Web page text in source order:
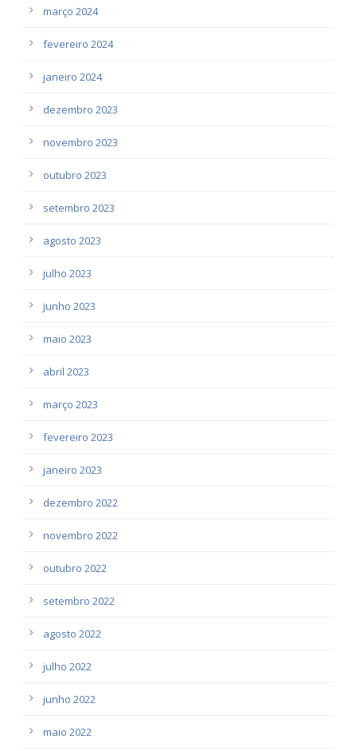
março 2024
fevereiro 2024
janeiro 2024
dezembro 2023
novembro 2023
outubro 2023
setembro 2023
agosto 2023
julho 2023
junho 2023
maio 2023
abril 2023
março 2023
fevereiro 2023
janeiro 2023
dezembro 2022
novembro 2022
outubro 2022
setembro 2022
agosto 2022
julho 2022
junho 2022
maio 2022